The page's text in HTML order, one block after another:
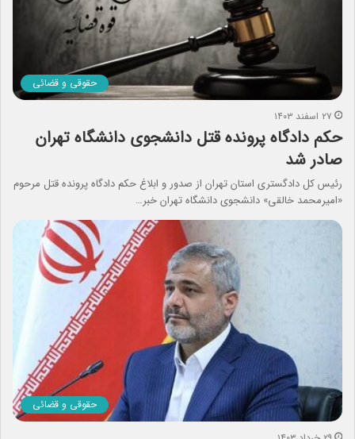
حقوقی و قضائی
۲۷ اسفند ۱۴۰۳
حکم دادگاه پرونده قتل دانشجوی دانشگاه تهران
صادر شد
رئیس کل دادگستری استان تهران از صدور و ابلاغ حکم دادگاه پرونده قتل مرحوم
«امیرمحمد خالقی» دانشجوی دانشگاه تهران خبر…
حقوقی و قضائی